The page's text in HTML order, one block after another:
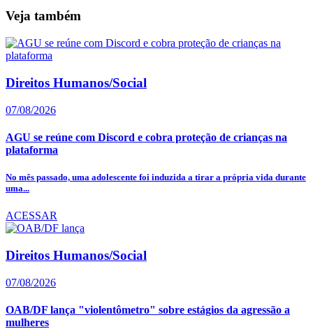
Veja também
Direitos Humanos/Social
07/08/2026
AGU se reúne com Discord e cobra proteção de crianças na
plataforma
No mês passado, uma adolescente foi induzida a tirar a própria vida durante
uma...
ACESSAR
Direitos Humanos/Social
07/08/2026
OAB/DF lança "violentômetro" sobre estágios da agressão a
mulheres